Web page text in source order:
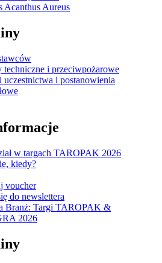
Acanthus Aureus
techniczne i przeciwpożarowe
uczestnictwa i postanowienia
w targach TAROPAK 2026
kiedy?
voucher
do newslettera
Branż: Targi TAROPAK &
2026